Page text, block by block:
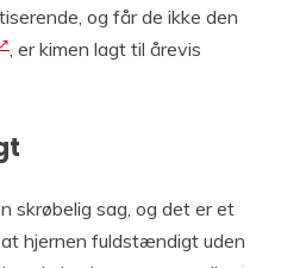
og får de ikke den
, er kimen lagt til årevis
skrøbelig sag, og det er et
hjernen fuldstændigt uden